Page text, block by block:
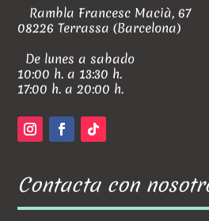
Rambla Francesc Macià, 67
08226 Terrassa (Barcelona)
De lunes a sabado
10:00 h. a 13:30 h.
17:00 h. a 20:00 h.
Contacta con